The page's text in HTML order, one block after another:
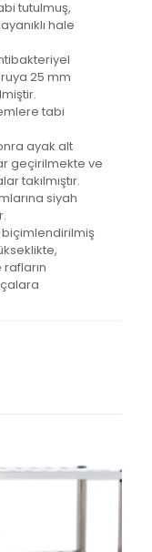
tutulmuş,
hale
25 mm
tabi
ayak alt
geçirilmekte ve
takılmıştır.
siyah
biçimlendirilmiş